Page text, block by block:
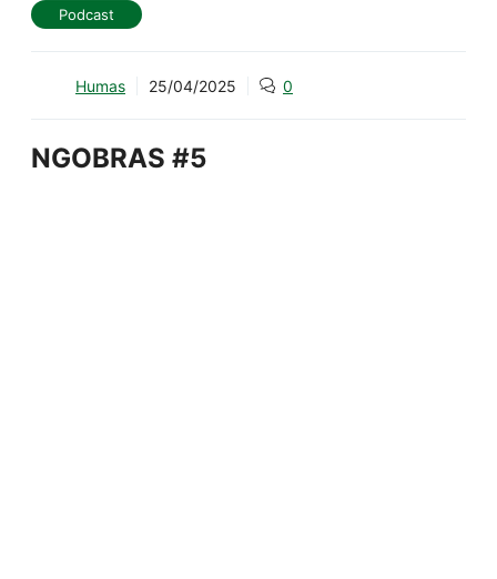
Podcast
Humas 25/04/2025 0
NGOBRAS #5